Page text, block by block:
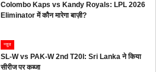
Colombo Kaps vs Kandy Royals: LPL 2026
Eliminator में कौन मारेगा बाज़ी?
न्यूज
SL-W vs PAK-W 2nd T20I: Sri Lanka ने किया
सीरीज पर कब्जा